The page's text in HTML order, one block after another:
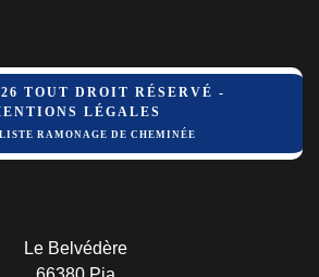
TOUT DROIT RÉSERVÉ -
LÉGALES
RAMONAGE DE CHEMINÉE
Le Belvédère